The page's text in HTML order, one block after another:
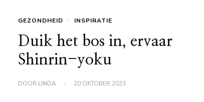
GEZONDHEID INSPIRATIE
Duik het bos in, ervaar
Shinrin-yoku
DOOR LINDA 20 OKTOBER 2023